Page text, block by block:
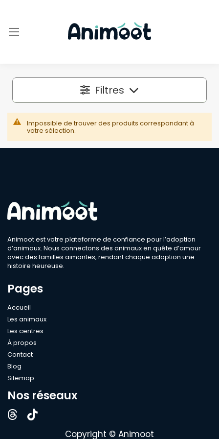
Impossible de trouver des produits correspondant à
votre sélection.
Filtres
Localisation
Compatible
Enfant
Chien
Chat
Âge
Animoot est votre plateforme de confiance pour l’adoption
d’animaux. Nous connectons des animaux en quête d’amour
avec des familles aimantes, rendant chaque adoption une
histoire heureuse.
Pages
Accueil
Les animaux
Les centres
À propos
Contact
Blog
Sitemap
Nos réseaux
Copyright © Animoot